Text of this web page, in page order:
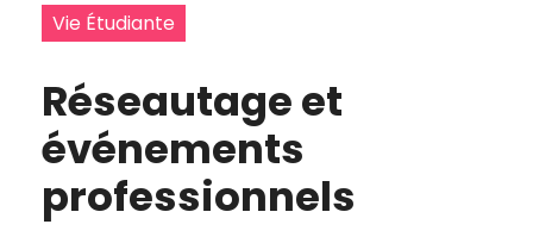
Vie Étudiante
Réseautage et
événements
professionnels